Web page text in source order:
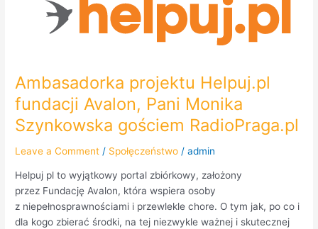
Ambasadorka projektu Helpuj.pl
fundacji Avalon, Pani Monika
Szynkowska gościem RadioPraga.pl
Leave a Comment / Społęczeństwo /admin
Helpuj pl to wyjątkowy portal zbiórkowy, założony
przez Fundację Avalon, która wspiera osoby
z niepełnosprawnościami i przewlekle chore. O tym jak, po co i
dla kogo zbierać środki, na tej niezwykle ważnej i skutecznej
RadioPraga.pl